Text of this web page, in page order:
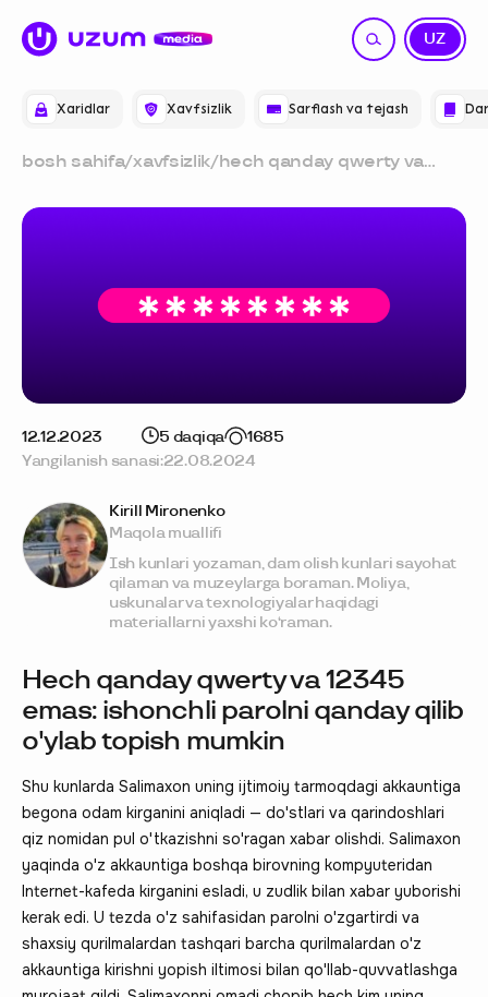
Xaridlar Xavfsizlik Sarflash va tejash
UZ
RU
bosh sahifa/xavfsizlik/hech qanday qwerty va
parolni qanday qilib o'ylab
12.12.2023 5 daqiqa
1685
Yangilanish sanasi:22.08.2024
Hech qanday qwerty va 12345
emas: ishonchli parolni qanday qilib
o'ylab topish mumkin
Shu kunlarda Salimaxon uning ijtimoiy tarmoqdagi akkauntiga
begona odam kirganini aniqladi — do'stlari va qarindoshlari
qiz nomidan pul o'tkazishni so'ragan xabar olishdi. Salimaxon
yaqinda o'z akkauntiga boshqa birovning kompyuteridan
Internet-kafeda kirganini esladi, u zudlik bilan xabar yuborishi
kerak edi. U tezda o'z sahifasidan parolni o'zgartirdi va
shaxsiy qurilmalardan tashqari barcha qurilmalardan o'z
akkauntiga kirishni yopish iltimosi bilan qo'llab-quvvatlashga
Kirill Mironenko
Maqola muallifi
Ish kunlari yozaman, dam olish kunlari sayohat
qilaman va muzeylarga boraman. Moliya,
uskunalar va texnologiyalar haqidagi
materiallarni yaxshi ko‘raman.